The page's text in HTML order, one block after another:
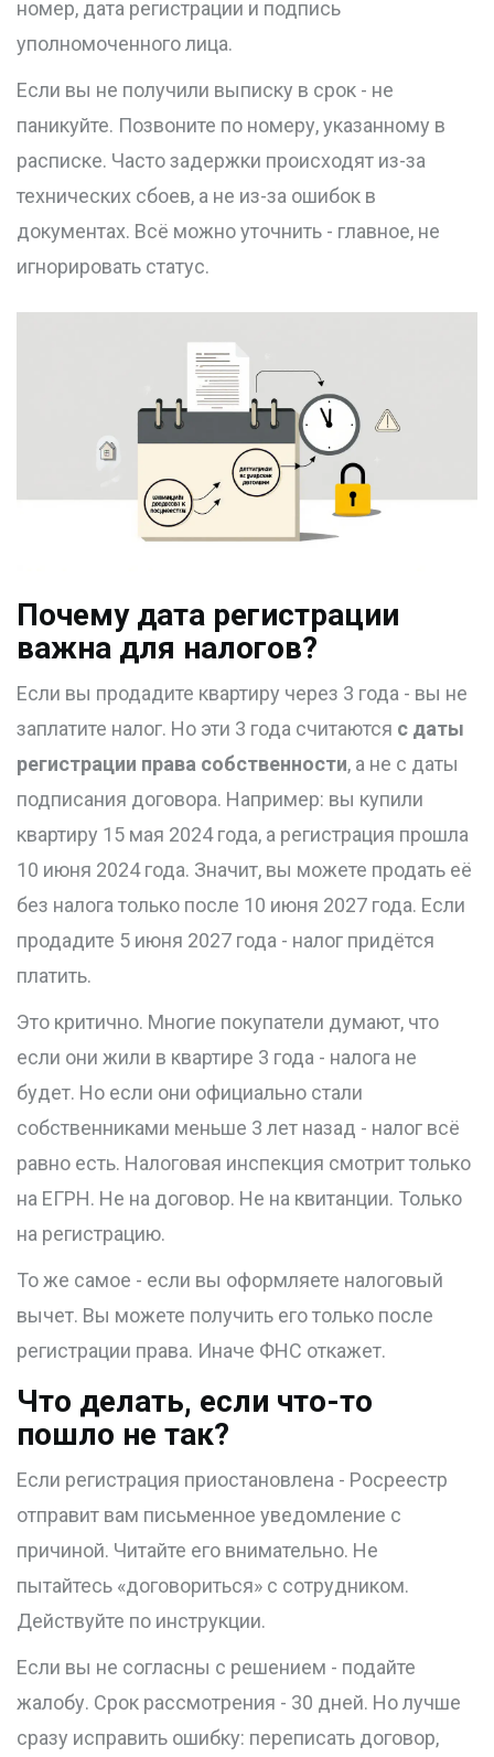
номер, дата регистрации и подпись
уполномоченного лица.
Если вы не получили выписку в срок - не
паникуйте. Позвоните по номеру, указанному в
расписке. Часто задержки происходят из-за
технических сбоев, а не из-за ошибок в
документах. Всё можно уточнить - главное, не
игнорировать статус.
Почему дата регистрации
важна для налогов?
Если вы продадите квартиру через 3 года - вы не
заплатите налог. Но эти 3 года считаются с даты
регистрации права собственности, а не с даты
подписания договора. Например: вы купили
квартиру 15 мая 2024 года, а регистрация прошла
10 июня 2024 года. Значит, вы можете продать её
без налога только после 10 июня 2027 года. Если
продадите 5 июня 2027 года - налог придётся
платить.
Это критично. Многие покупатели думают, что
если они жили в квартире 3 года - налога не
будет. Но если они официально стали
собственниками меньше 3 лет назад - налог всё
равно есть. Налоговая инспекция смотрит только
на ЕГРН. Не на договор. Не на квитанции. Только
на регистрацию.
То же самое - если вы оформляете налоговый
вычет. Вы можете получить его только после
регистрации права. Иначе ФНС откажет.
Что делать, если что-то
пошло не так?
Если регистрация приостановлена - Росреестр
отправит вам письменное уведомление с
причиной. Читайте его внимательно. Не
пытайтесь «договориться» с сотрудником.
Действуйте по инструкции.
Если вы не согласны с решением - подайте
жалобу. Срок рассмотрения - 30 дней. Но лучше
сразу исправить ошибку: переписать договор,